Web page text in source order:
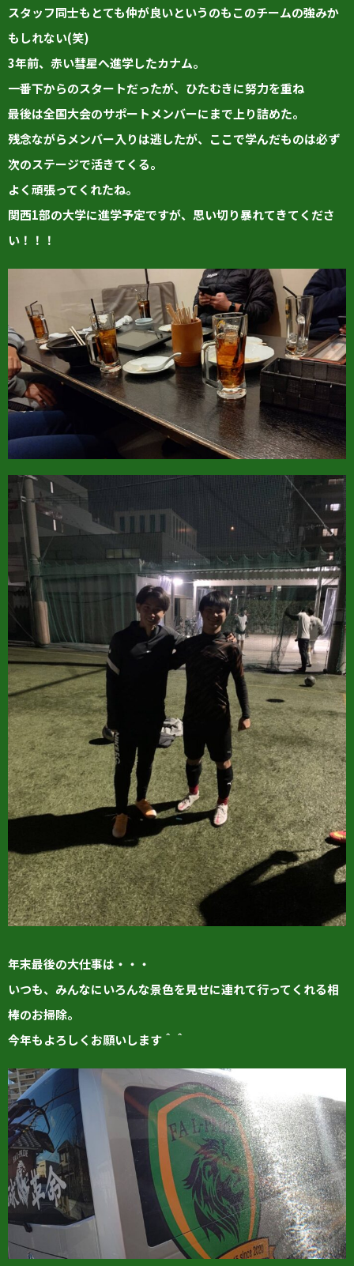
スタッフ同士もとても仲が良いというのもこのチームの強みか
もしれない(笑)
3年前、赤い彗星へ進学したカナム。
一番下からのスタートだったが、ひたむきに努力を重ね
最後は全国大会のサポートメンバーにまで上り詰めた。
残念ながらメンバー入りは逃したが、ここで学んだものは必ず
次のステージで活きてくる。
よく頑張ってくれたね。
関西1部の大学に進学予定ですが、思い切り暴れてきてくださ
い！！！
年末最後の大仕事は・・・
いつも、みんなにいろんな景色を見せに連れて行ってくれる相
棒のお掃除。
今年もよろしくお願いします＾＾